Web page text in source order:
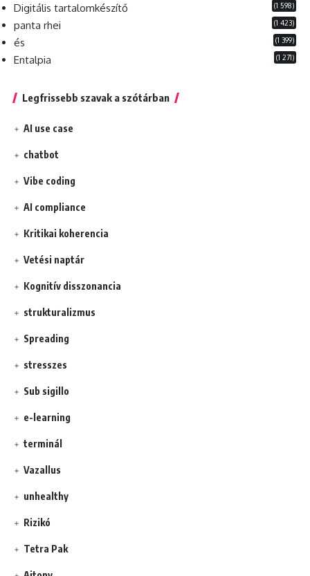
Digitális tartalomkészítő (1 598)
panta rhei (1 423)
és (1 399)
Entalpia (1 271)
Legfrissebb szavak a szótárban
AI use case
chatbot
Vibe coding
AI compliance
Kritikai koherencia
Vetési naptár
Kognitív disszonancia
strukturalizmus
Spreading
stresszes
Sub sigillo
e-learning
terminál
Vazallus
unhealthy
Rizikó
Tetra Pak